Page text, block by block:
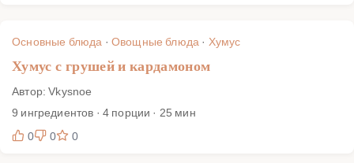
Основные блюда · Овощные блюда · Хумус
Хумус с грушей и кардамоном
Автор: Vkysnoe
9 ингредиентов · 4 порции · 25 мин
0
0 0